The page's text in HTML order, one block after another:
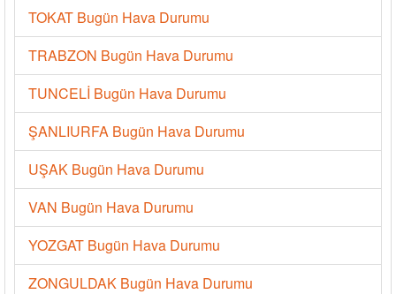
TOKAT Bugün Hava Durumu
TRABZON Bugün Hava Durumu
TUNCELİ Bugün Hava Durumu
ŞANLIURFA Bugün Hava Durumu
UŞAK Bugün Hava Durumu
VAN Bugün Hava Durumu
YOZGAT Bugün Hava Durumu
ZONGULDAK Bugün Hava Durumu